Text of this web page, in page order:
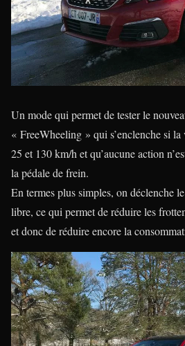
Un mode qui permet de tester le
« FreeWheeling » qui s’enclenche si la
25 et 130 km/h et qu’aucune action
la pédale de frein.
En termes plus simples, on déclenche
libre, ce qui permet de réduire les
et donc de réduire encore la